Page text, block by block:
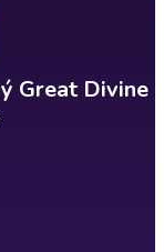
Great Divine